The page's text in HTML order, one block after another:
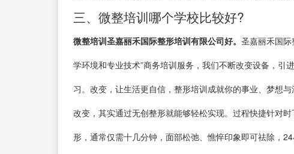
三、微整培训哪个学校比较好?
微整培训圣嘉丽禾国际整形培训有限公司好。 圣嘉丽禾国
学环境和专业技术”商务培训服务，我们不断改变设备，
习。改变，让生活更自信，整形培训成就你的事业、梦想
改变，其实通过无创整形就能够轻松实现。过程快捷针对
形，通常仅需十几分钟，面部松弛、憔悴印象即可祛除，